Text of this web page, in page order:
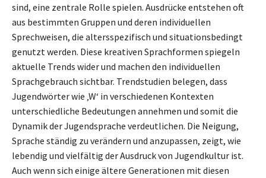
sind, eine zentrale Rolle spielen. Ausdrücke entstehen oft
aus bestimmten Gruppen und deren individuellen
Sprechweisen, die altersspezifisch und situationsbedingt
genutzt werden. Diese kreativen Sprachformen spiegeln
aktuelle Trends wider und machen den individuellen
Sprachgebrauch sichtbar. Trendstudien belegen, dass
Jugendwörter wie ‚W‘ in verschiedenen Kontexten
unterschiedliche Bedeutungen annehmen und somit die
Dynamik der Jugendsprache verdeutlichen. Die Neigung,
Sprache ständig zu verändern und anzupassen, zeigt, wie
lebendig und vielfältig der Ausdruck von Jugendkultur ist.
Auch wenn sich einige ältere Generationen mit diesen